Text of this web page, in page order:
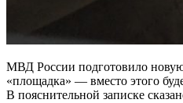
МВД России подготовило новую
«площадка» — вместо этого
В пояснительной записке